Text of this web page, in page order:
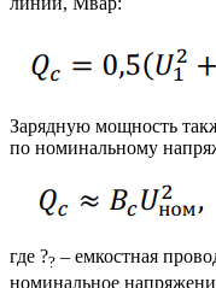
Зарядную мощность
по номинальному
где ?? – емкостная
номинальное